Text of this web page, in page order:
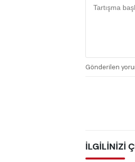
Gönderilen
İLGİLİNİZİ